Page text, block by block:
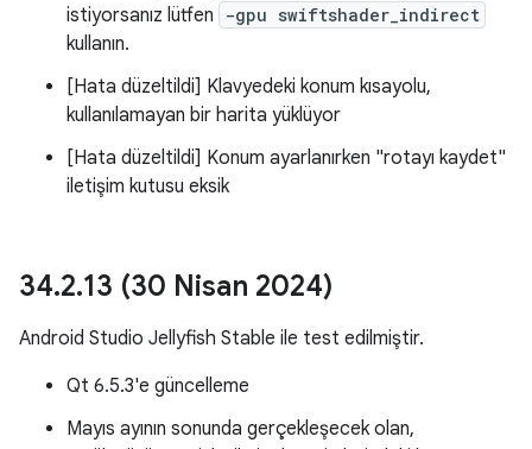
istiyorsanız lütfen
-gpu swiftshader_indirect
kullanın.
[Hata düzeltildi] Klavyedeki konum kısayolu,
kullanılamayan bir harita yüklüyor
[Hata düzeltildi] Konum ayarlanırken "rotayı kaydet"
iletişim kutusu eksik
34.2.13 (30 Nisan 2024)
Android Studio Jellyfish Stable ile test edilmiştir.
Qt 6.5.3'e güncelleme
Mayıs ayının sonunda gerçekleşecek olan,